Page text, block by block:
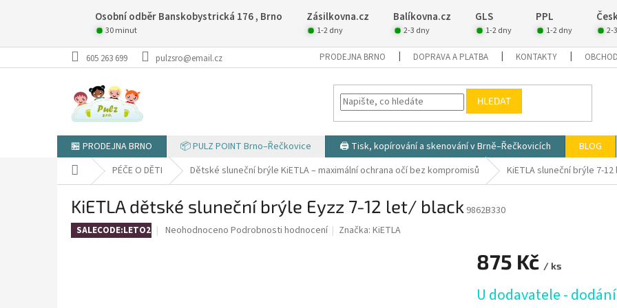
Osobní odběr Banskobystrická 176 , Brno Zásilkovna.cz Balíkovna.cz GLS PPL
30 minut 1-2 dny 2-3 dny 1-2 dny 1-2 dny 2-
605 263 699 pulzsro@email.cz PRODEJNA BRNO DOPRAVA A PLATBA KONTAKTY
HLEDAT
🏪 PRODEJNA BRNO 📦 PULZ POINT Brno–Řečkovice 🖨️ Tisk, kopírování a skenování v Brně–Řečkovicích BLOG
Domů PÉČE O DĚTI Dětské sluneční brýle KiETLA – maximální ochrana očí bez kompromisů KiETLA sluneční brýle 7-
KiETLA dětské sluneční brýle Eyzz 7-12 let/ black 9862B330
SALECODE:LETO26:4:%Průměrné
Neohodnoceno Podrobnosti hodnocení Značka:KiETLA
875 Kč / ks
cena:
U dodavatele -